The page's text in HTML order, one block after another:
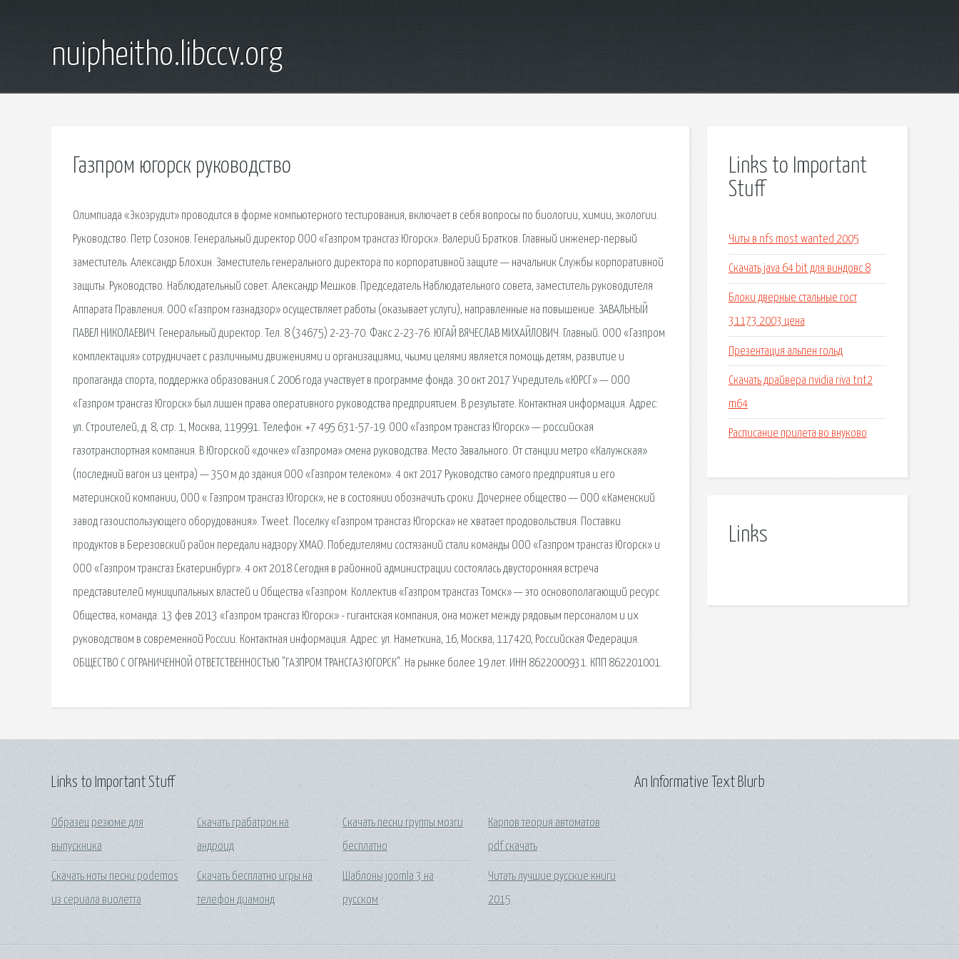
nuipheitho.libccv.org
Газпром югорск руководство
Олимпиада «Экоэрудит» проводится в форме компьютерного тестирования, включает в себя вопросы по биологии, химии, экологии.
Руководство. Петр Созонов. Генеральный директор ООО «Газпром трансгаз Югорск». Валерий Братков. Главный инженер-первый
заместитель. Александр Блохин. Заместитель генерального директора по корпоративной защите — начальник Службы корпоративной
защиты. Руководство. Наблюдательный совет. Александр Мешков. Председатель Наблюдательного совета, заместитель руководителя
Аппарата Правления. ООО «Газпром газнадзор» осуществляет работы (оказывает услуги), направленные на повышение. ЗАВАЛЬНЫЙ
ПАВЕЛ НИКОЛАЕВИЧ. Генеральный директор. Тел. 8 (34675) 2-23-70. Факс 2-23-76. ЮГАЙ ВЯЧЕСЛАВ МИХАЙЛОВИЧ. Главный. ООО «Газпром
комплектация» сотрудничает с различными движениями и организациями, чьими целями является помощь детям, развитие и
пропаганда спорта, поддержка образования.С 2006 года участвует в программе фонда. 30 окт 2017 Учредитель «ЮРСГ» — ООО
«Газпром трансгаз Югорск» был лишен права оперативного руководства предприятием. В результате. Контактная информация. Адрес:
ул. Строителей, д. 8, стр. 1, Москва, 119991. Телефон: +7 495 631-57-19. ООО «Газпром трансгаз Югорск» — российская
газотранспортная компания. В Югорской «дочке» «Газпрома» смена руководства. Место Завального. От станции метро «Калужская»
(последний вагон из центра) — 350 м до здания ООО «Газпром телеком». 4 окт 2017 Руководство самого предприятия и его
материнской компании, ООО « Газпром трансгаз Югорск», не в состоянии обозначить сроки. Дочернее общество — ООО «Каменский
завод газоиспользующего оборудования». Tweet. Поселку «Газпром трансгаз Югорска» не хватает продовольствия. Поставки
продуктов в Березовский район передали надзору ХМАО. Победителями состязаний стали команды ООО «Газпром трансгаз Югорск» и
ООО «Газпром трансгаз Екатеринбург». 4 окт 2018 Сегодня в районной администрации состоялась двусторонняя встреча
представителей муниципальных властей и Общества «Газпром. Коллектив «Газпром трансгаз Томск» — это основополагающий ресурс
Общества, команда. 13 фев 2013 «Газпром трансгаз Югорск» - гигантская компания, она может между рядовым персоналом и их
руководством в современной России. Контактная информация. Адрес: ул. Наметкина, 16, Москва, 117420, Российская Федерация.
ОБЩЕСТВО С ОГРАНИЧЕННОЙ ОТВЕТСТВЕННОСТЬЮ "ГАЗПРОМ ТРАНСГАЗ ЮГОРСК". На рынке более 19 лет. ИНН 8622000931. КПП 862201001.
Links to Important
Stuff
Читы в nfs most wanted 2005
Скачать java 64 bit для виндовс 8
Блоки дверные стальные гост
31173 2003 цена
Презентация альпен гольд
Скачать драйвера nvidia riva tnt2
m64
Расписание прилета во внуково
Links
Links to Important Stuff
Образец резюме для
выпускника
Скачать ноты песни podemos
из сериала виолетта
Скачать грабатрон на
андроид
Скачать бесплатно игры на
телефон диамонд
Скачать песни группы мозги
бесплатно
Шаблоны joomla 3 на
русском
Карпов теория автоматов
pdf скачать
Читать лучшие русские книги
2015
An Informative Text Blurb